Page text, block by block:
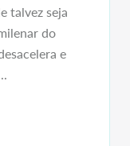
talvez seja
do
e